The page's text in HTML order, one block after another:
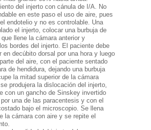
del injerto con cánula de I/A. No
en este paso el uso de aire, pues
endotelio y no es controlable. Una
el injerto, colocar una burbuja de
que llene la cámara anterior y
bordes del injerto. El paciente debe
en decúbito dorsal por una hora y luego
del aire, con el paciente sentado
de hendidura, dejando una burbuja
la mitad superior de la cámara
produjera la dislocación del injerto,
con un gancho de Sinskey invertido
una de las paracentesis y con el
bajo el microscopio. Se llena
la cámara con aire y se repite el